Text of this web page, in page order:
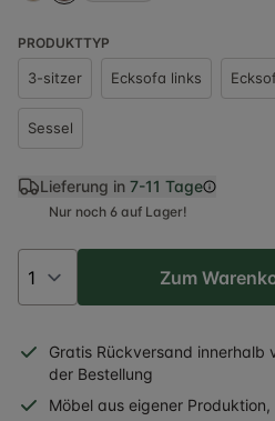
PRODUKTTYP
3-sitzer Ecksofa links
Sessel
Lieferung in 7-11 Tage
Nur noch 6 auf Lager!
Zum
Gratis Rückversand innerhalb
der Bestellung
Möbel aus eigener